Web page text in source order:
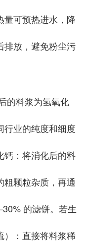
量可预热进水，降
排放，避免粉尘污
的料浆为氢氧化
行业的纯度和细度
钙：将消化后的料
粗颗粒杂质，再通
的滤饼。若生
）：直接将料浆稀